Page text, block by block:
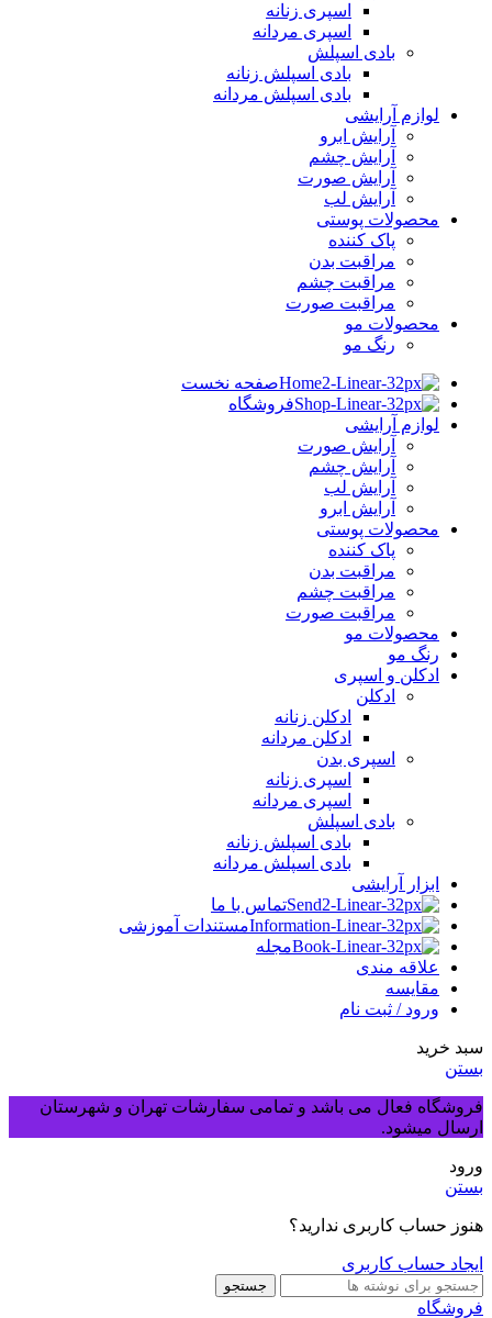
اسپری زنانه
اسپری مردانه
بادی اسپلش
بادی اسپلش زنانه
بادی اسپلش مردانه
لوازم آرایشی
آرایش ابرو
آرایش چشم
آرایش صورت
آرایش لب
محصولات پوستی
پاک کننده
مراقبت بدن
مراقبت چشم
مراقبت صورت
محصولات مو
رنگ مو
صفحه نخست
فروشگاه
لوازم آرایشی
آرایش صورت
آرایش چشم
آرایش لب
آرایش ابرو
محصولات پوستی
پاک کننده
مراقبت بدن
مراقبت چشم
مراقبت صورت
محصولات مو
رنگ مو
ادکلن و اسپری
ادکلن
ادکلن زنانه
ادکلن مردانه
اسپری بدن
اسپری زنانه
اسپری مردانه
بادی اسپلش
بادی اسپلش زنانه
بادی اسپلش مردانه
ابزار آرایشی
تماس با ما
مستندات آموزشی
مجله
علاقه مندی
مقایسه
ورود / ثبت نام
سبد خرید
بستن
فروشگاه فعال می باشد و تمامی سفارشات تهران و شهرستان
ارسال میشود.
ورود
بستن
هنوز حساب کاربری ندارید؟
ایجاد حساب کاربری
جستجو
فروشگاه